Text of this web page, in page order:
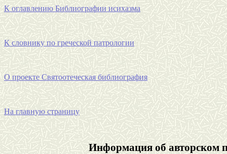
К оглавлению Библиографии исихазма
К словнику по греческой патрологии
О проектеСвятоотеческаябиблиография
На главную страницу
Информация об авторском